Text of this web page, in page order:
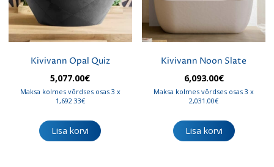
Kivivann Opal Quiz
5,077.00€
Maksa kolmes võrdses osas 3 x
1,692.33€
Lisa korvi
Kivivann Noon Slate
6,093.00€
Maksa kolmes võrdses osas 3 x
2,031.00€
Lisa korvi